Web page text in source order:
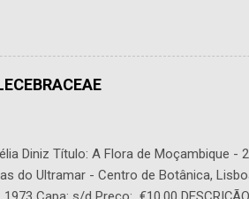
Diniz Título: A Flora de Moçambique -
do Ultramar - Centro de Botânica,